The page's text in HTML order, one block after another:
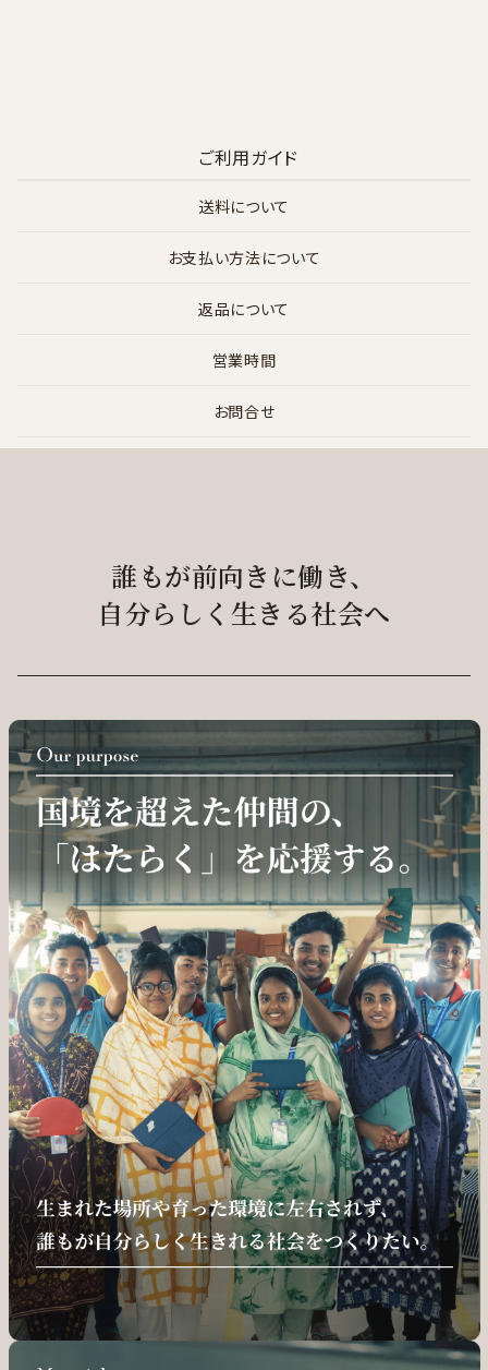
ご利用ガイド
送料について
お支払い方法について
返品について
営業時間
お問合せ
誰もが前向きに働き、
自分らしく生きる社会へ